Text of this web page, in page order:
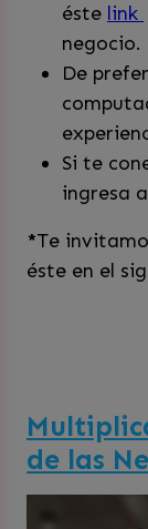
éste link
negocio.
De
Si te
ingresa
*Te
éste en el
de las